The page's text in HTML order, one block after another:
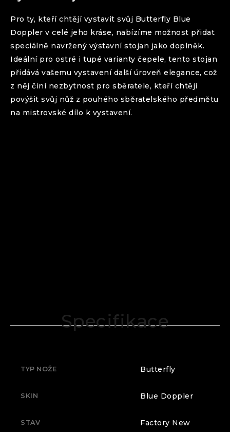
Pro ty, kteří chtějí vystavit svůj Butterfly Blue
Doppler v celé jeho kráse, nabízíme možnost přidat
speciálně navržený výstavní stojan jako doplněk.
Ideální pro ostré i tupé varianty čepele, tento stojan
přidává vašemu vystavení další úroveň elegance, což
z něj činí nezbytnost pro sběratele, kteří chtějí
povýšit svůj nůž z pouhého sběratelského předmětu
na mistrovské dílo k vystavení.
Specifikace
TYP NOŽE Butterfly
SKIN Blue Doppler
STAV Factory New